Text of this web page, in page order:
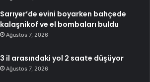
Sarıyer’de evini boyarken bahçede
kalaşnikof ve el bombaları buldu
Ağustos 7, 2026
3 il arasındaki yol 2 saate düşüyor
Ağustos 7, 2026